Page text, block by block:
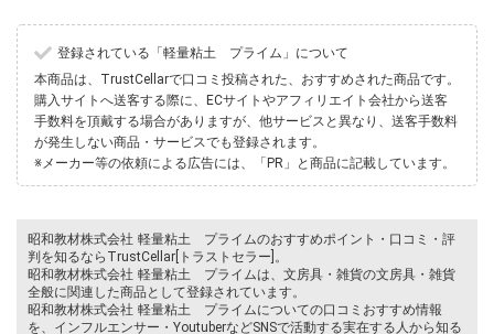
登録されている「軽量粘土 プライム」について
本商品は、TrustCellarで口コミ投稿された、おすすめされた商品です。
購入サイトへ送客する際に、ECサイトやアフィリエイト会社から送客
手数料を頂戴する場合がありますが、他サービスと異なり、送客手数料
が発生しない商品・サービスでも登録されます。
※メーカー等の依頼による広告には、「PR」と商品に記載しています。
昭和教材株式会社 軽量粘土 プライムのおすすめポイント・口コミ・評
判を知るならTrustCellar[トラストセラー]。
昭和教材株式会社 軽量粘土 プライムは、文房具・雑貨の文房具・雑貨
全般に関連した商品として登録されています。
昭和教材株式会社 軽量粘土 プライムについての口コミおすすめ情報
を、インフルエンサー・YoutuberなどSNSで活動する実在する人から知る